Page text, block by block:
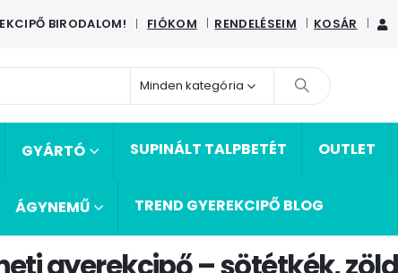
BIRODALOM! | FIÓKOM RENDELÉSEIM KOSÁR
Minden kategória
GYÁRTÓ SUPINÁLT TALPBETÉT OUTLET
ÁGYNEMŰ TREND GYEREKCIPŐ BLOG